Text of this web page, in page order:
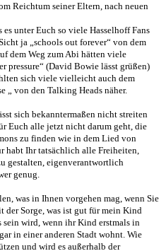
Reichtum seiner Eltern, nach neuen
unter Euch so viele Hasselhoff Fans
ja „schools out forever“ von dem
dem Weg zum Abi hätten viele
pressure“ (David Bowie lässt grüßen)
sich viele vielleicht auch dem
„ von den Talking Heads näher.
sich bekanntermaßen nicht streiten
Euch alle jetzt nicht darum geht, die
zu finden wie in dem Lied von
habt Ihr tatsächlich alle Freiheiten,
gestalten, eigenverantwortlich
genug.
was in Ihnen vorgehen mag, wenn Sie
Sorge, was ist gut für mein Kind
sein wird, wenn ihr Kind erstmals in
in einer anderen Stadt wohnt. Wie
und wird es außerhalb der